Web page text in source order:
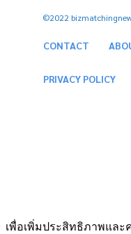
©2022
CONTACT
PRIVACY POLICY
เพื่อเพิ่มประสิทธิภาพและ